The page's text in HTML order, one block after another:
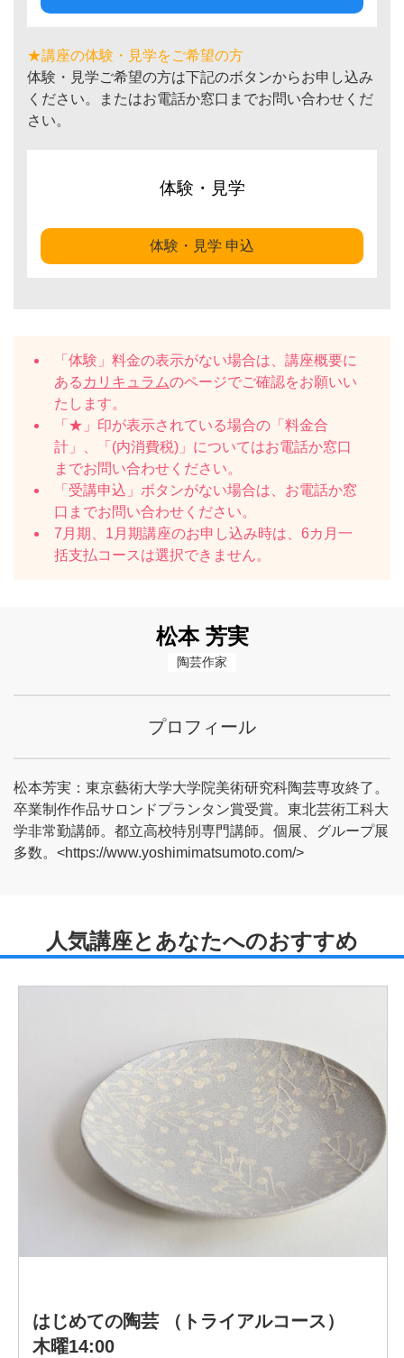
★講座の体験・見学をご希望の方
体験・見学ご希望の方は下記のボタンからお申し込み
ください。またはお電話か窓口までお問い合わせくだ
さい。
体験・見学
体験・見学 申込
「体験」料金の表示がない場合は、講座概要に
ある カリキュラムのページでご確認をお願いい
たします。
「★」印が表示されている場合の「料金合
計」、「(内消費税)」についてはお電話か窓口
までお問い合わせください。
「受講申込」ボタンがない場合は、お電話か窓
口までお問い合わせください。
7月期、1月期講座のお申し込み時は、6カ月一
括支払コースは選択できません。
松本 芳実
陶芸作家
プロフィール
松本芳実：東京藝術大学大学院美術研究科陶芸専攻終了。
卒業制作作品サロンドプランタン賞受賞。東北芸術工科大
学非常勤講師。都立高校特別専門講師。個展、グループ展
多数。<https://www.yoshimimatsumoto.com/>